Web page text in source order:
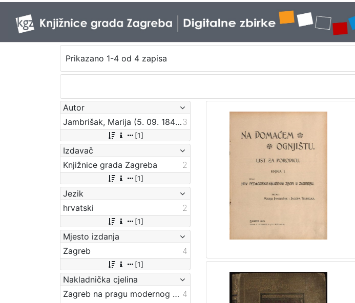
Prikazano 1-4 od 4 zapisa
Autor
Jambrišak, Marija (5. 09. 1847 – 23. 01. 1937)3
[1]
Izdavač
Knjižnice grada Zagreba
2
[1]
Jezik
hrvatski
2
[1]
Mjesto izdanja
Zagreb
4
[1]
Nakladnička cjelina
Zagreb na pragu modernog doba 4